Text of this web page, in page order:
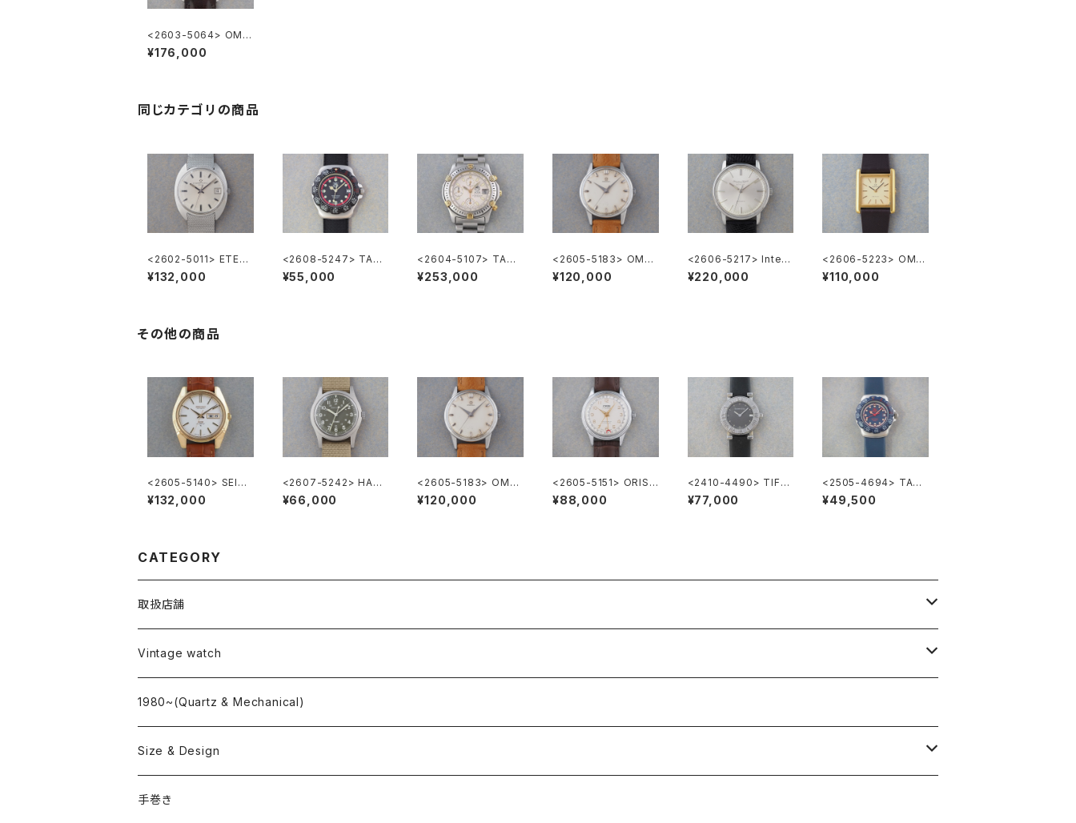
<2603-5064> OME
GA Seamaster
¥176,000
同じカテゴリの商品
<2602-5011> ETER
NA MATIC 3003
¥132,000
<2608-5247> TAG
HEUER FORMULA1
¥55,000
<2604-5107> TAGH
EUER Super 2000 C
hronograph
¥253,000
<2605-5183> OME
GA ”Cal.285"
¥120,000
<2606-5217> Intern
ational National Co.
"TURLER"
¥220,000
<2606-5223> OME
GA DE VILLE
¥110,000
その他の商品
<2605-5140> SEIKO
”56KS" KING SEIKO
¥132,000
<2607-5242> HAMI
LTON Khaki Nature
¥66,000
<2605-5183> OME
GA ”Cal.285"
¥120,000
<2605-5151> ORIS
Ref.302-7285B ”PO
INTER DATE"
¥88,000
<2410-4490> TIFFA
NY & Co. Atlas
¥77,000
<2505-4694> TAG
HEUER FORMULA1
¥49,500
CATEGORY
取扱店舗
L o'clock
"delve"
Vintage watch
海外ブランド
OMEGA
ROLEX
国産ブランド
SEIKO
1980~(Quartz & Mechanical)
Size & Design
~24.9mm
手巻き